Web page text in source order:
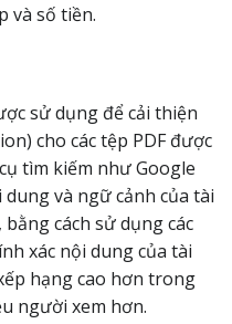
và số tiền.
sử dụng để cải thiện
cho các tệp PDF được
tìm kiếm như Google
và ngữ cảnh của tài
cách sử dụng các
xác nội dung của tài
hạng cao hơn trong
người xem hơn.